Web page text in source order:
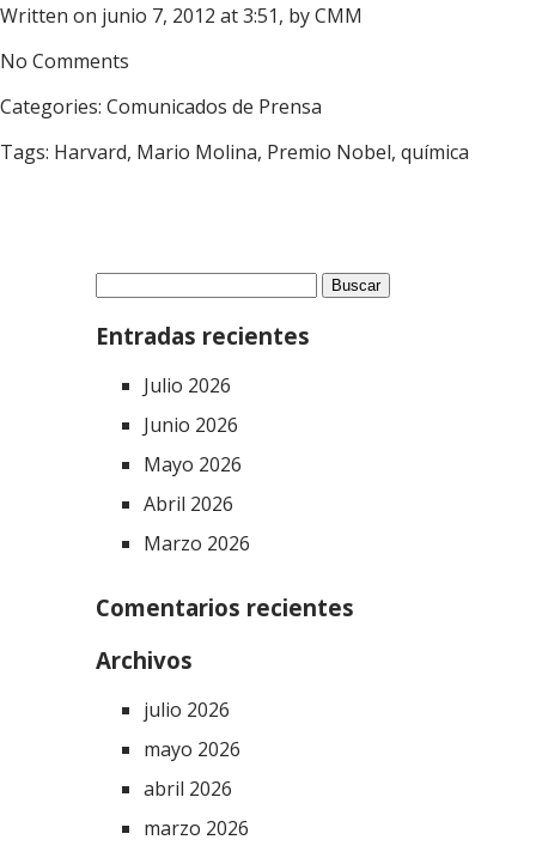
Written on junio 7, 2012 at 3:51, byCMM
No Comments
Categories: Comunicados de Prensa
Tags: Harvard, Mario Molina, Premio Nobel, química
Buscar:
Entradas recientes
Julio 2026
Junio 2026
Mayo 2026
Abril 2026
Marzo 2026
Comentarios recientes
Archivos
julio 2026
mayo 2026
abril 2026
marzo 2026